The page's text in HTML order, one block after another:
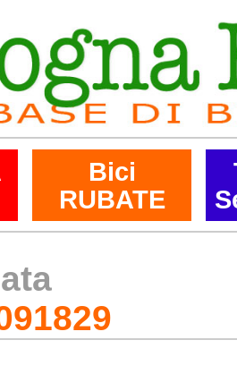
Bici
RUBATE